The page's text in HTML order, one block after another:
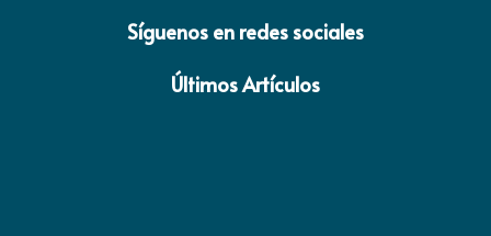
Síguenos en redes sociales
Últimos Artículos